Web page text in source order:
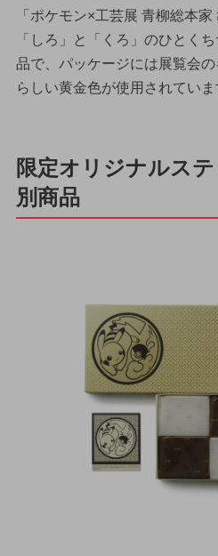
「ポケモン×工芸展 青柳総本家
「しろ」と「くろ」のひとく
品で、パッケージには展覧会
らしい黄金色が使用されていま
限定オリジナルス
別商品